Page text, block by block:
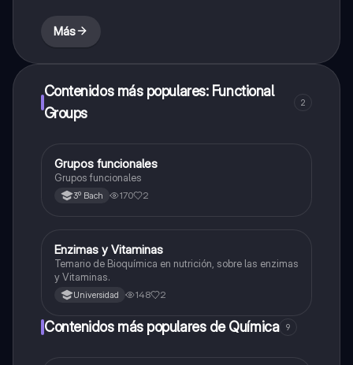
Más
Contenidos más populares: Functional
Groups
2
Química
Grupos funcionales
Grupos funcionales
3º Bach 170 2
Química
Enzimas y Vitaminas
Temario de Bioquímica en nutrición, sobre las enzimas
y Vitaminas.
Universidad 148 2
Contenidos más populares de Química 9